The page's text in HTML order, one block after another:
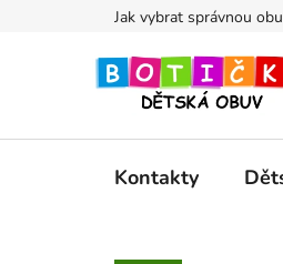
Jak vybrat správnou
Kontakty